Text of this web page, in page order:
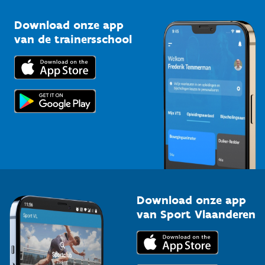
Bedrijven
Trainers en begeleiders
Topsporters
Kennisplatform
Downloads
Voor de pers
Download onze app
van de trainersschool
Download onze app
van Sport Vlaanderen